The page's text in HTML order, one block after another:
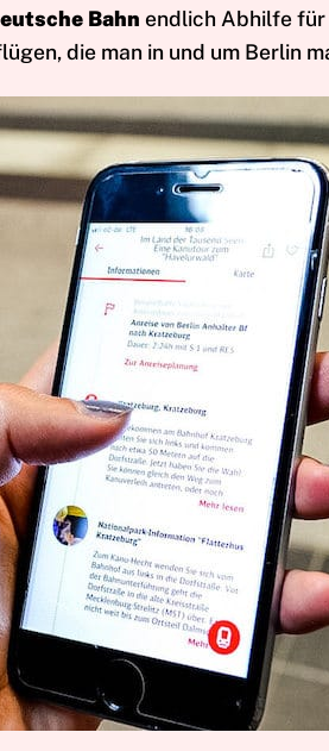
Bahn endlich Abhilfe für
die man in und um Berlin